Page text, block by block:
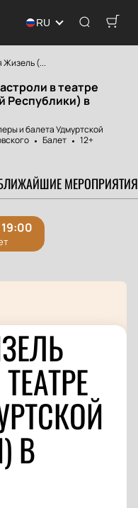
RU
Жизель (...
в театре
Республики) в
и балета Удмуртской
Балет
12+
МЕРОПРИЯТИЯ
В